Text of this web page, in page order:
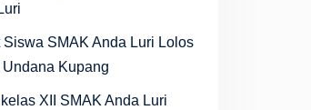
Siswa SMAK Anda Luri Lolos
Kupang
XII SMAK Anda Luri